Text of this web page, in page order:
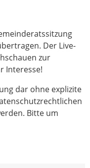
Der Live-
zur
Interesse!
dar ohne explizite
Bitte um